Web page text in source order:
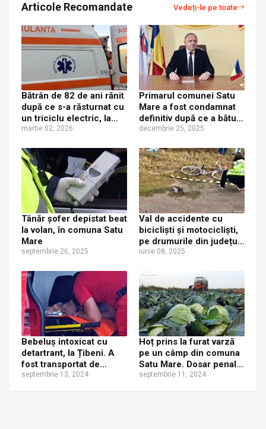
Articole Recomandate Vedeți-le pe toate
Bătrân de 82 de ani rănit
după ce s-a răsturnat cu
un triciclu electric, la
Țibeni
martie 02, 2026
Primarul comunei Satu
Mare a fost condamnat
definitiv după ce a bătut
un consilier local chiar
decembrie 25, 2025
Tânăr șofer depistat beat
la volan, în comuna Satu
Mare
septembrie 26, 2025
Val de accidente cu
bicicliști și motocicliști,
pe drumurile din județul
Suceava
iunie 08, 2025
Bebeluș intoxicat cu
detartrant, la Țibeni. A
fost transportat de
urgență la Spitalul de
septembrie 13, 2024
Hoț prins la furat varză
pe un câmp din comuna
Satu Mare. Dosar penal
întocmit de polițiști
septembrie 11, 2024